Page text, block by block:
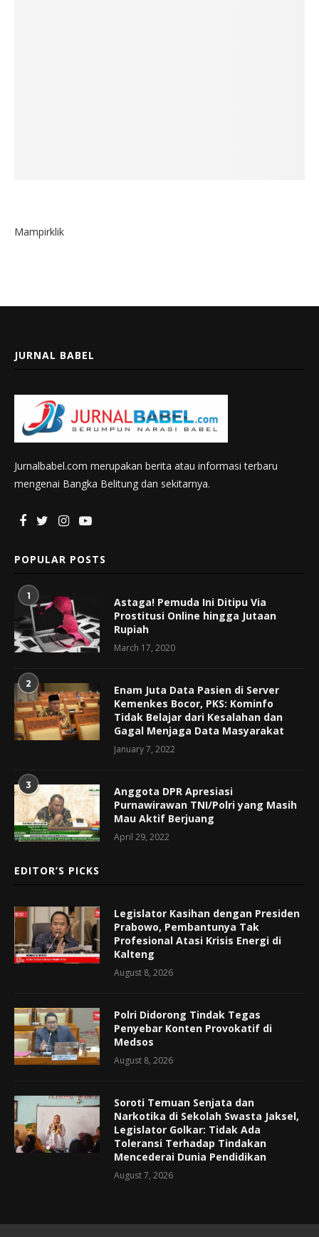
Mampirklik
JURNAL BABEL
Jurnalbabel.com merupakan berita atau informasi terbaru
mengenai Bangka Belitung dan sekitarnya.
POPULAR POSTS
1
Astaga! Pemuda Ini Ditipu Via
Prostitusi Online hingga Jutaan
Rupiah
March 17, 2020
2
Enam Juta Data Pasien di Server
Kemenkes Bocor, PKS: Kominfo
Tidak Belajar dari Kesalahan dan
Gagal Menjaga Data Masyarakat
January 7, 2022
3
Anggota DPR Apresiasi
Purnawirawan TNI/Polri yang Masih
Mau Aktif Berjuang
April 29, 2022
EDITOR’S PICKS
Legislator Kasihan dengan Presiden
Prabowo, Pembantunya Tak
Profesional Atasi Krisis Energi di
Kalteng
August 8, 2026
Polri Didorong Tindak Tegas
Penyebar Konten Provokatif di
Medsos
August 8, 2026
Soroti Temuan Senjata dan
Narkotika di Sekolah Swasta Jaksel,
Legislator Golkar: Tidak Ada
Toleransi Terhadap Tindakan
Mencederai Dunia Pendidikan
August 7, 2026